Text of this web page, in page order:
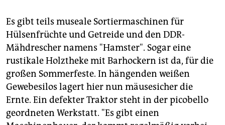
Es gibt teils museale Sortiermaschinen für
Hülsenfrüchte und Getreide und den DDR-
Mähdrescher namens "Hamster". Sogar eine
rustikale Holztheke mit Barhockern ist da, für die
großen Sommerfeste. In hängenden weißen
Gewebesilos lagert hier nun mäusesicher die
Ernte. Ein defekter Traktor steht in der picobello
geordneten Werkstatt. "Es gibt einen